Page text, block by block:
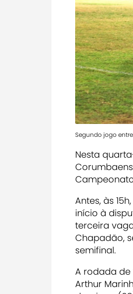
Segundo jogo
Nesta
Antes, às
início à
terceira
Chapadão,
semifinal.
A rodada de
Arthur